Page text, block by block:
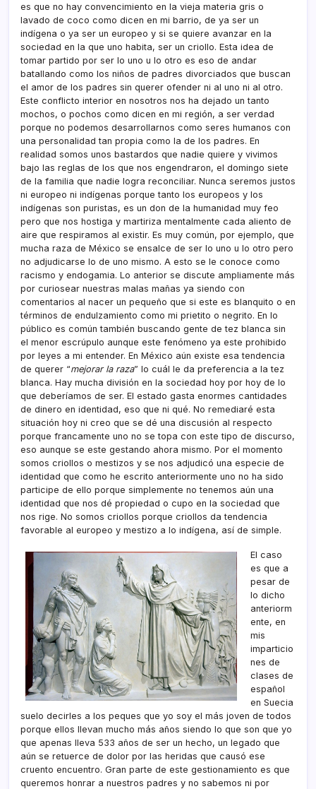
es que no hay convencimiento en la vieja materia gris o
lavado de coco como dicen en mi barrio, de ya ser un
indígena o ya ser un europeo y si se quiere avanzar en la
sociedad en la que uno habita, ser un criollo. Esta idea de
tomar partido por ser lo uno u lo otro es eso de andar
batallando como los niños de padres divorciados que buscan
el amor de los padres sin querer ofender ni al uno ni al otro.
Este conflicto interior en nosotros nos ha dejado un tanto
mochos, o pochos como dicen en mi región, a ser verdad
porque no podemos desarrollarnos como seres humanos con
una personalidad tan propia como la de los padres. En
realidad somos unos bastardos que nadie quiere y vivimos
bajo las reglas de los que nos engendraron, el domingo siete
de la familia que nadie logra reconciliar. Nunca seremos justos
ni europeo ni indígenas porque tanto los europeos y los
indígenas son puristas, es un don de la humanidad muy feo
pero que nos hostiga y martiriza mentalmente cada aliento de
aire que respiramos al existir. Es muy común, por ejemplo, que
mucha raza de México se ensalce de ser lo uno u lo otro pero
no adjudicarse lo de uno mismo. A esto se le conoce como
racismo y endogamia. Lo anterior se discute ampliamente más
por curiosear nuestras malas mañas ya siendo con
comentarios al nacer un pequeño que si este es blanquito o en
términos de endulzamiento como mi prietito o negrito. En lo
público es común también buscando gente de tez blanca sin
el menor escrúpulo aunque este fenómeno ya este prohibido
por leyes a mi entender. En México aún existe esa tendencia
de querer “mejorar la raza” lo cuál le da preferencia a la tez
blanca. Hay mucha división en la sociedad hoy por hoy de lo
que deberíamos de ser. El estado gasta enormes cantidades
de dinero en identidad, eso que ni qué. No remediaré esta
situación hoy ni creo que se dé una discusión al respecto
porque francamente uno no se topa con este tipo de discurso,
eso aunque se este gestando ahora mismo. Por el momento
somos criollos o mestizos y se nos adjudicó una especie de
identidad que como he escrito anteriormente uno no ha sido
participe de ello porque simplemente no tenemos aún una
identidad que nos dé propiedad o cupo en la sociedad que
nos rige. No somos criollos porque criollos da tendencia
favorable al europeo y mestizo a lo indígena, así de simple.
El caso
es que a
pesar de
lo dicho
anteriorm
ente, en
mis
imparticio
nes de
clases de
español
en Suecia
suelo decirles a los peques que yo soy el más joven de todos
porque ellos llevan mucho más años siendo lo que son que yo
que apenas lleva 533 años de ser un hecho, un legado que
aún se retuerce de dolor por las heridas que causó ese
cruento encuentro. Gran parte de este gestionamiento es que
queremos honrar a nuestros padres y no sabemos ni por